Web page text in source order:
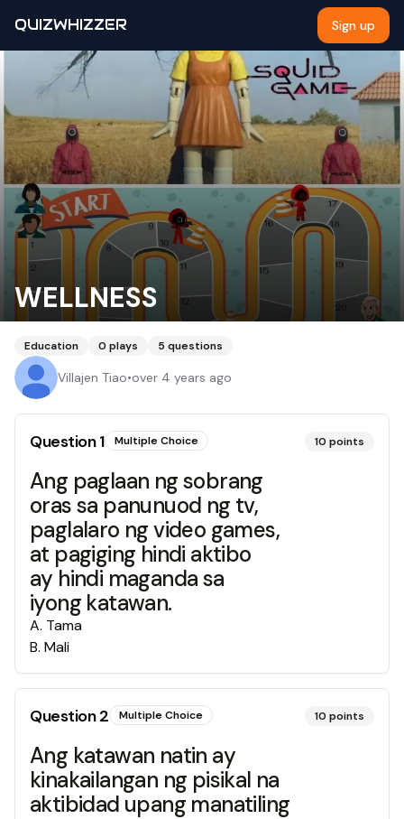
QUIZWHIZZER Sign up
WELLNESS
Education 0 plays 5 questions
Villajen Tiao•over 4 years ago
Question1 Multiple Choice 10 points
Ang paglaan ng sobrang
oras sa panunuod ng tv,
paglalaro ng video games,
at pagiging hindi aktibo
ay hindi maganda sa
iyong katawan.
A. Tama
B. Mali
Question2 Multiple Choice 10 points
Ang katawan natin ay
kinakailangan ng pisikal na
aktibidad upang manatiling